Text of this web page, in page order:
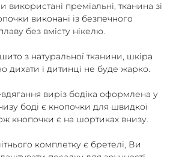
преміальні, тканина зі
виконані із безпечного
без вмісту нікелю.
з натуральної тканини, шкіра
дихати і дитинці не буде жарко.
виріз бодіка оформлена у
боді є кнопочки для швидкої
кнопочки є на шортиках внизу.
комплетку є бретелі, Ви